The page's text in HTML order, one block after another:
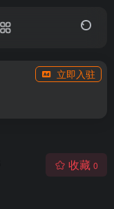
立即入驻
收藏 0